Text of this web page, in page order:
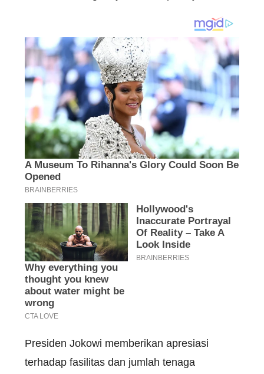
Presiden Jokowi memberikan apresiasi
terhadap fasilitas dan jumlah tenaga